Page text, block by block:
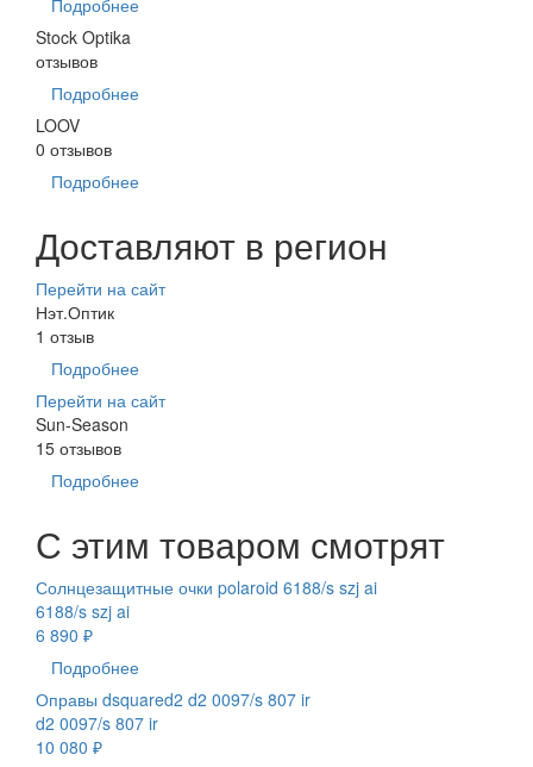
Stock Optika
отзывов
Подробнее
LOOV
0 отзывов
Подробнее
Доставляют в регион
Перейти на сайт
Нэт.Оптик
1 отзыв
Подробнее
Перейти на сайт
Sun-Season
15 отзывов
Подробнее
С этим товаром смотрят
Солнцезащитные очки polaroid 6188/s szj ai
6188/s szj ai
6 890 ₽
Подробнее
Оправы dsquared2 d2 0097/s 807 ir
d2 0097/s 807 ir
10 080 ₽